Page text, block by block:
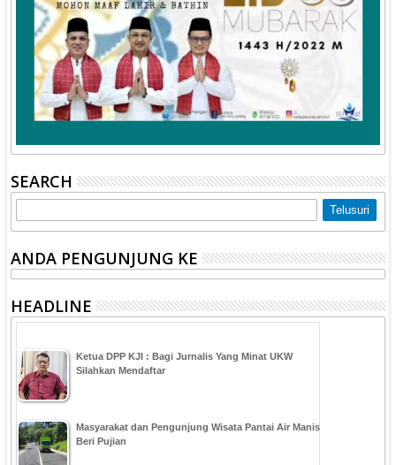
SEARCH
ANDA PENGUNJUNG KE
HEADLINE
Ketua DPP KJI : Bagi Jurnalis Yang Minat UKW
Silahkan Mendaftar
Masyarakat dan Pengunjung Wisata Pantai Air Manis
Beri Pujian